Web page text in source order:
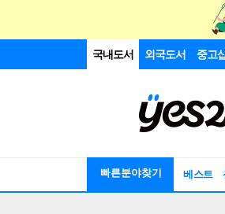
국내도서 외국도서 중고
빠른분야찾기 베스트